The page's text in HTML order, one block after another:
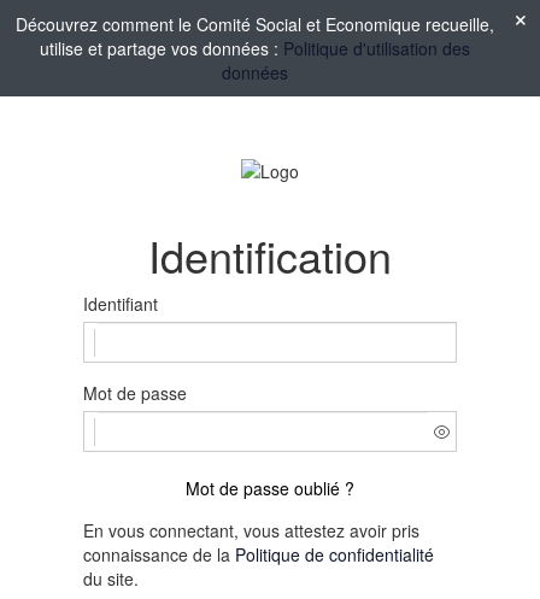
Découvrez comment le Comité Social et Economique recueille,
utilise et partage vos données : Politique d'utilisation des
données
Identification
Identifiant
Mot de passe
Mot de passe oublié ?
En vous connectant, vous attestez avoir pris
connaissance de la Politique de confidentialité
du site.